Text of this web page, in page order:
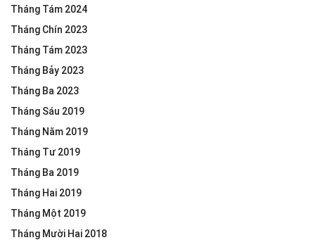
Tháng Tám 2024
Tháng Chín 2023
Tháng Tám 2023
Tháng Bảy 2023
Tháng Ba 2023
Tháng Sáu 2019
Tháng Năm 2019
Tháng Tư 2019
Tháng Ba 2019
Tháng Hai 2019
Tháng Một 2019
Tháng Mười Hai 2018